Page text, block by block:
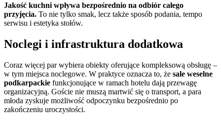
Jakość kuchni wpływa bezpośrednio na odbiór całego
przyjęcia. To nie tylko smak, lecz także sposób podania, tempo
serwisu i estetyka stołów.
Noclegi i infrastruktura dodatkowa
Coraz więcej par wybiera obiekty oferujące kompleksową obsługę –
w tym miejsca noclegowe. W praktyce oznacza to, że sale weselne
podkarpackie funkcjonujące w ramach hotelu dają przewagę
organizacyjną. Goście nie muszą martwić się o transport, a para
młoda zyskuje możliwość odpoczynku bezpośrednio po
zakończeniu uroczystości.